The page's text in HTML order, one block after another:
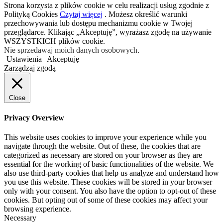
Strona korzysta z plików cookie w celu realizacji usług zgodnie z
Polityką Cookies Czytaj więcej . Możesz określić warunki
przechowywania lub dostępu mechanizmu cookie w Twojej
przeglądarce. Klikając „Akceptuję”, wyrażasz zgodę na używanie
WSZYSTKICH plików cookie.
Nie sprzedawaj moich danych osobowych.
Ustawienia
Akceptuję
Zarządzaj zgodą
Close
Privacy Overview
This website uses cookies to improve your experience while you
navigate through the website. Out of these, the cookies that are
categorized as necessary are stored on your browser as they are
essential for the working of basic functionalities of the website. We
also use third-party cookies that help us analyze and understand how
you use this website. These cookies will be stored in your browser
only with your consent. You also have the option to opt-out of these
cookies. But opting out of some of these cookies may affect your
browsing experience.
Necessary